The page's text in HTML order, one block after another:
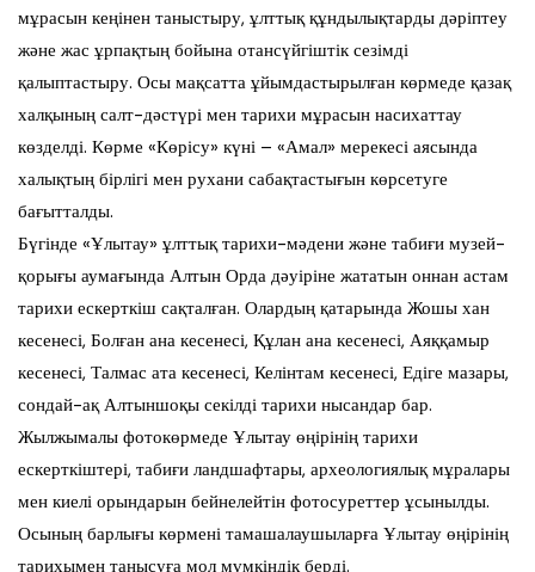
мұрасын кеңінен таныстыру, ұлттық құндылықтарды дәріптеу
және жас ұрпақтың бойына отансүйгіштік сезімді
қалыптастыру. Осы мақсатта ұйымдастырылған көрмеде қазақ
халқының салт-дәстүрі мен тарихи мұрасын насихаттау
көзделді. Көрме «Көрісу» күні – «Амал» мерекесі аясында
халықтың бірлігі мен рухани сабақтастығын көрсетуге
бағытталды.
Бүгінде «Ұлытау» ұлттық тарихи-мәдени және табиғи музей-
қорығы аумағында Алтын Орда дәуіріне жататын оннан астам
тарихи ескерткіш сақталған. Олардың қатарында Жошы хан
кесенесі, Болған ана кесенесі, Құлан ана кесенесі, Аяққамыр
кесенесі, Талмас ата кесенесі, Келінтам кесенесі, Едіге мазары,
сондай-ақ Алтыншоқы секілді тарихи нысандар бар.
Жылжымалы фотокөрмеде Ұлытау өңірінің тарихи
ескерткіштері, табиғи ландшафтары, археологиялық мұралары
мен киелі орындарын бейнелейтін фотосуреттер ұсынылды.
Осының барлығы көрмені тамашалаушыларға Ұлытау өңірінің
тарихымен танысуға мол мүмкіндік берді.